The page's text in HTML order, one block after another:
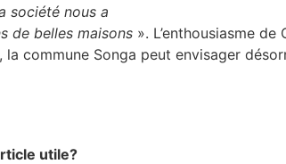
société nous a
de belles maisons ». L’enthousiasme
commune Songa peut envisager
utile?